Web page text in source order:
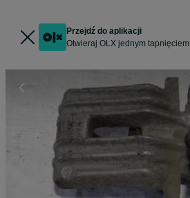
Przejdź do aplikacji
Otwieraj OLX jednym tapnięciem